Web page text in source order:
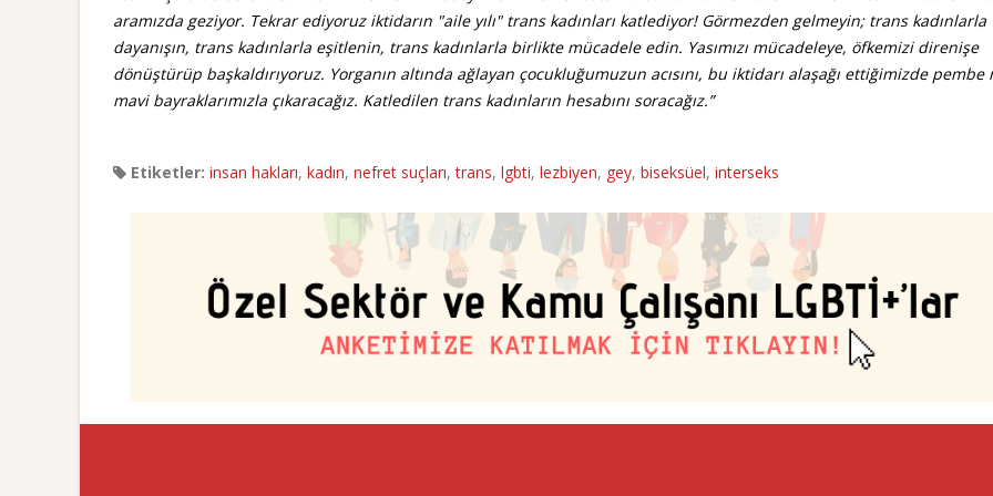
aramızda geziyor. Tekrar ediyoruz iktidarın "aile yılı" trans kadınları katlediyor! Görmezden gelmeyin; trans kadınlarla
dayanışın, trans kadınlarla eşitlenin, trans kadınlarla birlikte mücadele edin. Yasımızı mücadeleye, öfkemizi direnişe
dönüştürüp başkaldırıyoruz. Yorganın altında ağlayan çocukluğumuzun acısını, bu iktidarı alaşağı ettiğimizde pembe
mavi bayraklarımızla çıkaracağız. Katledilen trans kadınların hesabını soracağız.”
Etiketler: insan hakları, kadın, nefret suçları,trans, lgbti, lezbiyen, gey, biseksüel, interseks